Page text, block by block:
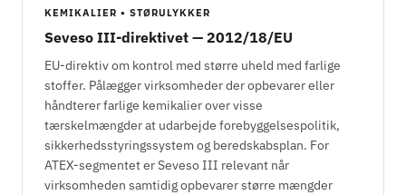
KEMIKALIER • STØRULYKKER
Seveso III-direktivet — 2012/18/EU
EU-direktiv om kontrol med større uheld med farlige
stoffer. Pålægger virksomheder der opbevarer eller
håndterer farlige kemikalier over visse
tærskelmængder at udarbejde forebyggelsespolitik,
sikkerhedsstyringssystem og beredskabsplan. For
ATEX-segmentet er Seveso III relevant når
virksomheden samtidig opbevarer større mængder